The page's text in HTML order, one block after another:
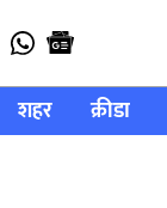
शहर क्रीडा